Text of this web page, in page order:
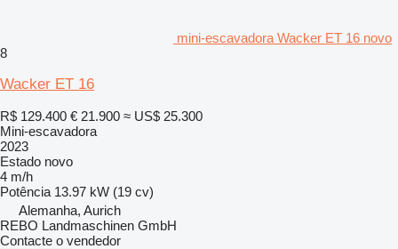
mini-escavadora Wacker ET 16 novo
8
Wacker ET 16
R$ 129.400 € 21.900 ≈ US$ 25.300
Mini-escavadora
2023
Estado novo
4 m/h
Potência 13.97 kW (19 cv)
Alemanha, Aurich
REBO Landmaschinen GmbH
Contacte o vendedor